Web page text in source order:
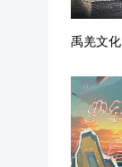
禹羌文化